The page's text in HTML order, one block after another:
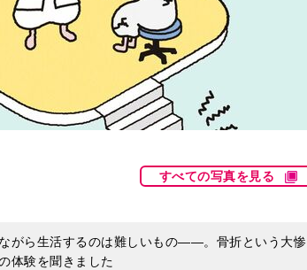
すべての写真を見る
がら生活するのは難しいもの――。骨折という大惨
体験を聞きました